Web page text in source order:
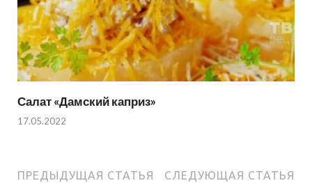
Салат «Дамский каприз»
17.05.2022
ПРЕДЫДУЩАЯ СТАТЬЯ СЛЕДУЮЩАЯ СТАТЬЯ